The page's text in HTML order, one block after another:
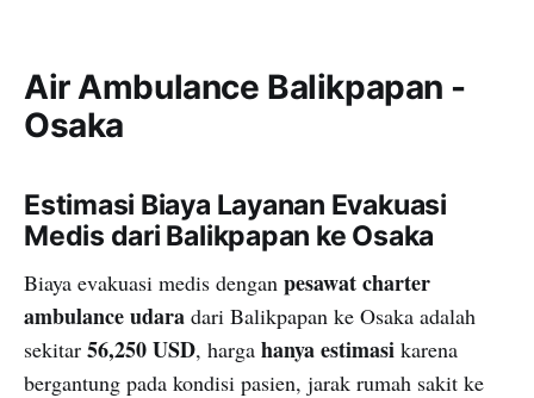
Air Ambulance Balikpapan -
Osaka
Estimasi Biaya Layanan Evakuasi
Medis dari Balikpapan ke Osaka
Biaya evakuasi medis dengan pesawat charter
ambulance udara dari Balikpapan ke Osaka adalah
sekitar 56,250 USD, harga hanya estimasi karena
bergantung pada kondisi pasien, jarak rumah sakit ke